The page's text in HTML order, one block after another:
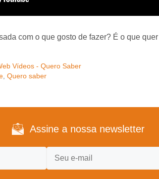
com o que gosto de fazer? É o que
Vídeos - Quero Saber
, Quero saber
Assine a nossa newsletter